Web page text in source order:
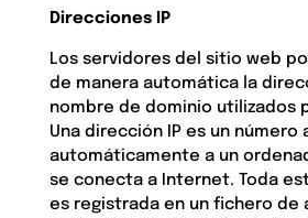
Direcciones IP
Los servidores del sitio web
de manera automática la
nombre de dominio utilizados
Una dirección IP es un número
automáticamente a un
se conecta a Internet. Toda
es registrada en un fichero de